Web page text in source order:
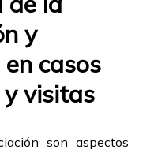
y
casos
visitas
son aspectos